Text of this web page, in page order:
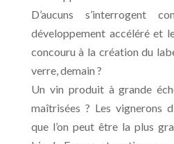
D’aucuns s’interrogent
développement accéléré et
concouru à la création du
verre, demain ?
Un vin produit à grande
maîtrisées ? Les vignerons
que l’on peut être la plus